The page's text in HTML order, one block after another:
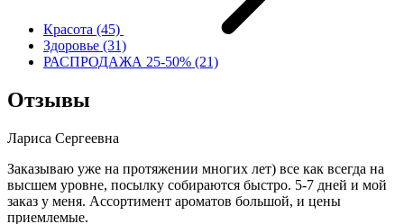
Красота (45)
Здоровье (31)
РАСПРОДАЖА 25-50% (21)
Отзывы
Лариса Сергеевна
Заказываю уже на протяжении многих лет) все как всегда на
высшем уровне, посылку собираются быстро. 5-7 дней и мой
заказ у меня. Ассортимент ароматов большой, и цены
приемлемые.